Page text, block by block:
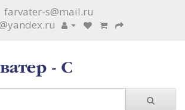
farvater-s@mail.ru